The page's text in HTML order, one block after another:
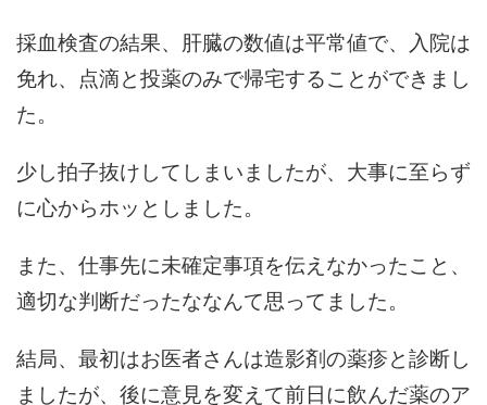
採血検査の結果、肝臓の数値は平常値で、入院は
免れ、点滴と投薬のみで帰宅することができまし
た。
少し拍子抜けしてしまいましたが、大事に至らず
に心からホッとしました。
また、仕事先に未確定事項を伝えなかったこと、
適切な判断だったななんて思ってました。
結局、最初はお医者さんは造影剤の薬疹と診断し
ましたが、後に意見を変えて前日に飲んだ薬のア